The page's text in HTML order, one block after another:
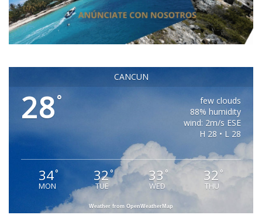
CANCUN
28°
few clouds
88% humidity
wind: 2m/s ESE
H 28 • L 28
34°
MON
32°
TUE
33 °
WED
32 °
THU
Weather from OpenWeatherMap